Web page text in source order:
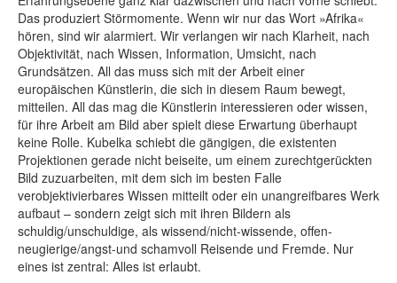
Das produziert Störmomente. Wenn wir nur das Wort »Afrika«
hören, sind wir alarmiert. Wir verlangen wir nach Klarheit, nach
Objektivität, nach Wissen, Information, Umsicht, nach
Grundsätzen. All das muss sich mit der Arbeit einer
europäischen Künstlerin, die sich in diesem Raum bewegt,
mitteilen. All das mag die Künstlerin interessieren oder wissen,
für ihre Arbeit am Bild aber spielt diese Erwartung überhaupt
keine Rolle. Kubelka schiebt die gängigen, die existenten
Projektionen gerade nicht beiseite, um einem zurechtgerückten
Bild zuzuarbeiten, mit dem sich im besten Falle
verobjektivierbares Wissen mitteilt oder ein unangreifbares Werk
aufbaut – sondern zeigt sich mit ihren Bildern als
schuldig/unschuldige, als wissend/nicht-wissende, offen-
neugierige/angst-und schamvoll Reisende und Fremde. Nur
eines ist zentral: Alles ist erlaubt.